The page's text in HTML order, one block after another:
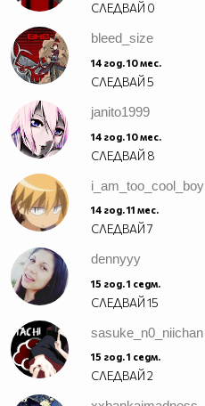
СЛЕДВАЙ 0
bleed_size
14 год. 10 мес.
СЛЕДВАЙ5
janito1999
14 год. 10 мес.
СЛЕДВАЙ 8
i_am_too_cool_boy
14 год. 11 мес.
СЛЕДВАЙ7
dennyyy
15 год. 1 седм.
СЛЕДВАЙ15
sasuke_n0_niichan
15 год. 1 седм.
СЛЕДВАЙ2